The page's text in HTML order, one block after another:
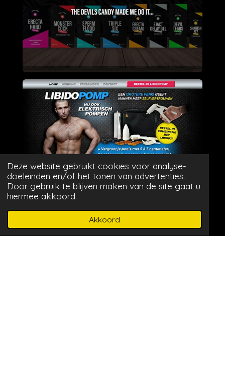
Deze website gebruikt cookies voor analyse-
doeleinden en/of het tonen van advertenties.
Door gebruik te blijven maken van de site gaat u
hiermee akkoord.
Akkoord ^